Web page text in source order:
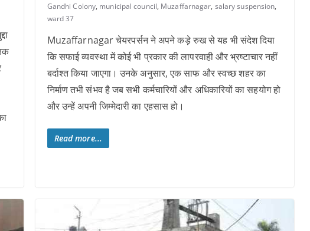
Gandhi Colony, municipal council, Muzaffarnagar, salary suspension,
ward 37
Muzaffarnagar चेयरपर्सन ने अपने कड़े रुख से यह भी संदेश दिया
कि सफाई व्यवस्था में कोई भी प्रकार की लापरवाही और भ्रष्टाचार नहीं
बर्दाश्त किया जाएगा। उनके अनुसार, एक साफ और स्वच्छ शहर का
निर्माण तभी संभव है जब सभी कर्मचारियों और अधिकारियों का सहयोग हो
और उन्हें अपनी जिम्मेदारी का एहसास हो।
Read more...